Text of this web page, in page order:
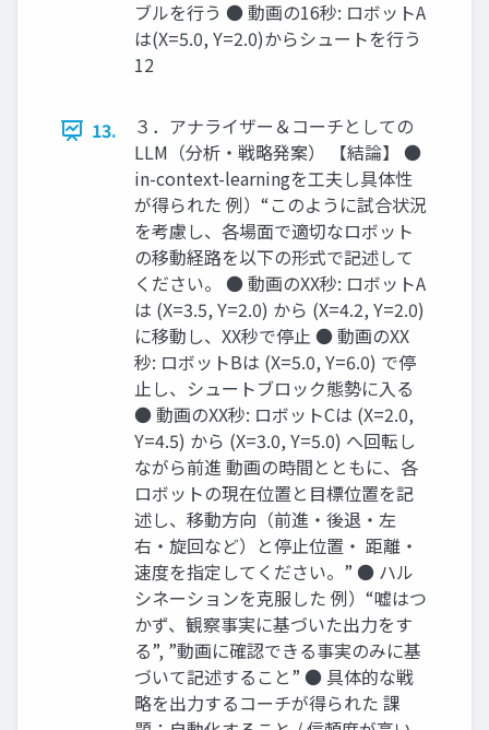
ブルを⾏う ● 動画の16秒: ロボットA
は(X=5.0, Y=2.0)からシュートを⾏う
12
13.
３．アナライザー＆コーチとしての
LLM（分析‧戦略発案） 【結論】 ●
in-context-learningを⼯夫し具体性
が得られた 例）“このように試合状況
を考慮し、各場⾯で適切なロボット
の移動経路を以下の形式で記述して
ください。 ● 動画のXX秒: ロボットA
は (X=3.5, Y=2.0) から (X=4.2, Y=2.0)
に移動し、XX秒で停⽌ ● 動画のXX
秒: ロボットBは (X=5.0, Y=6.0) で停
⽌し、シュートブロック態勢に⼊る
● 動画のXX秒: ロボットCは (X=2.0,
Y=4.5) から (X=3.0, Y=5.0) へ回転し
ながら前進 動画の時間とともに、各
ロボットの現在位置と⽬標位置を記
述し、移動⽅向（前進‧後退‧左
右‧旋回など）と停⽌位置‧ 距離‧
速度を指定してください。” ● ハル
シネーションを克服した 例）“嘘はつ
かず、観察事実に基づいた出⼒をす
る”, ”動画に確認できる事実のみに基
づいて記述すること” ● 具体的な戦
略を出⼒するコーチが得られた 課